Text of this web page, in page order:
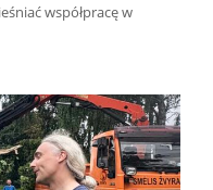
współpracę w